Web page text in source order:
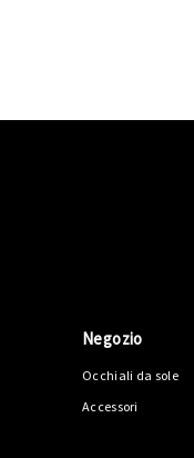
Negozio
Occhiali da sole
Accessori